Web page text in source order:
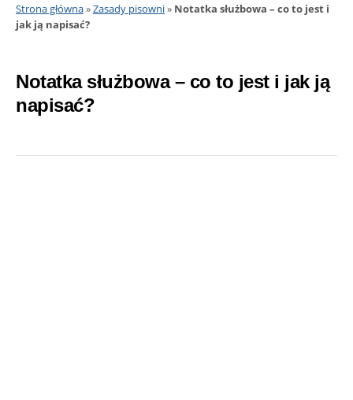
Strona główna»Zasady pisowni» Notatka służbowa – co to jest i
jak ją napisać?
Notatka służbowa – co to jest i jak ją
napisać?